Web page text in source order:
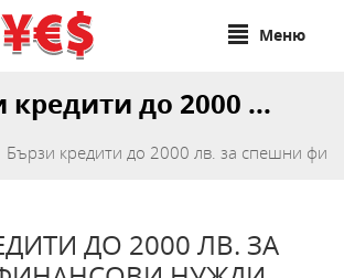
Меню
кредити до 2000 ...
Бързи кредити до 2000 лв. за спешни
ДО 2000 ЛВ. ЗА